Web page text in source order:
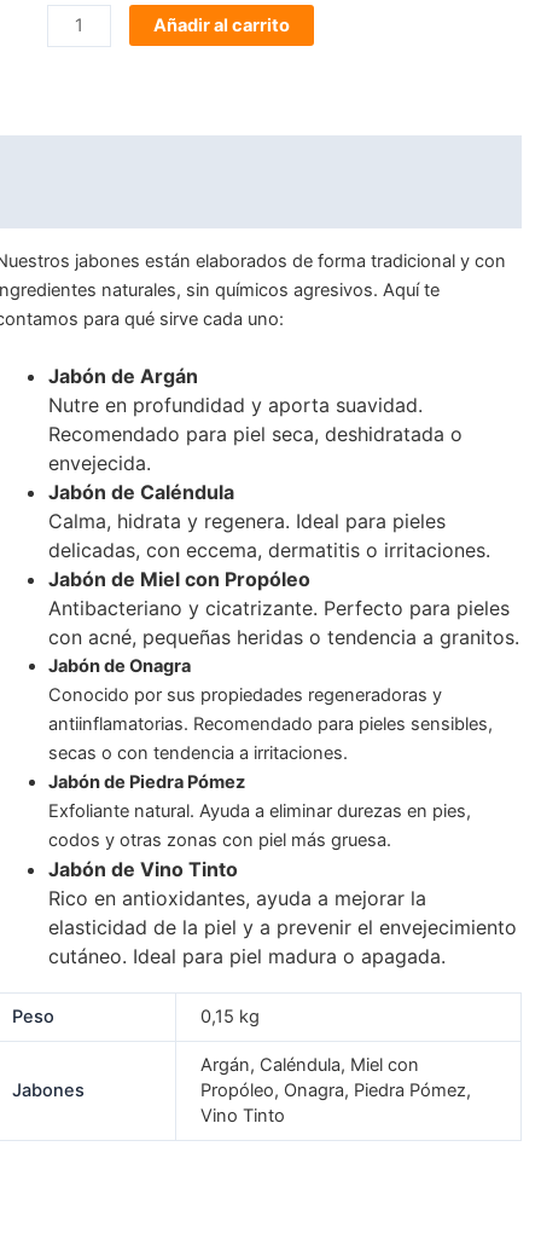
Añadir al carrito
jabones están elaborados de forma tradicional y con
naturales, sin químicos agresivos. Aquí te
para qué sirve cada uno:
Jabón de Argán
Nutre en profundidad y aporta suavidad.
Recomendado para piel seca, deshidratada o
envejecida.
Jabón de Caléndula
Calma, hidrata y regenera. Ideal para pieles
delicadas, con eccema, dermatitis o irritaciones.
Jabón de Miel con Propóleo
Antibacteriano y cicatrizante. Perfecto para pieles
con acné, pequeñas heridas o tendencia a granitos.
Jabón de Onagra
Conocido por sus propiedades regeneradoras y
antiinflamatorias. Recomendado para pieles sensibles,
secas o con tendencia a irritaciones.
Jabón de Piedra Pómez
Exfoliante natural. Ayuda a eliminar durezas en pies,
codos y otras zonas con piel más gruesa.
Jabón de Vino Tinto
Rico en antioxidantes, ayuda a mejorar la
elasticidad de la piel y a prevenir el envejecimiento
cutáneo. Ideal para piel madura o apagada.
Peso 0,15 kg
Jabones
Argán, Caléndula, Miel con
Propóleo, Onagra, Piedra Pómez,
Vino Tinto